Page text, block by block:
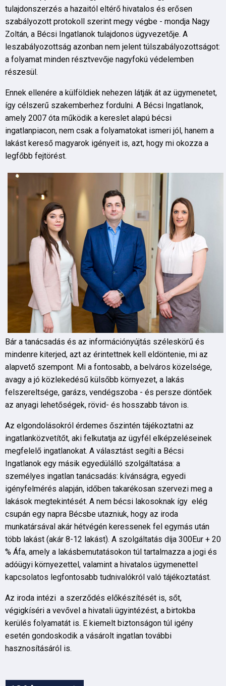
tulajdonszerzés a hazaitól eltérő hivatalos és erősen
szabályozott protokoll szerint megy végbe - mondja Nagy
Zoltán, a Bécsi Ingatlanok tulajdonos ügyvezetője. A
leszabályozottság azonban nem jelent túlszabályozottságot:
a folyamat minden résztvevője nagyfokú védelemben
részesül.
Ennek ellenére a külföldiek nehezen látják át az ügymenetet,
így célszerű szakemberhez fordulni. A Bécsi Ingatlanok,
amely 2007 óta működik a kereslet alapú bécsi
ingatlanpiacon, nem csak a folyamatokat ismeri jól, hanem a
lakást kereső magyarok igényeit is, azt, hogy mi okozza a
legfőbb fejtörést.
Bár a tanácsadás és az információnyújtás széleskörű és
mindenre kiterjed, azt az érintettnek kell eldöntenie, mi az
alapvető szempont. Mi a fontosabb, a belváros közelsége,
avagy a jó közlekedésű külsőbb környezet, a lakás
felszereltsége, garázs, vendégszoba - és persze döntőek
az anyagi lehetőségek, rövid- és hosszabb távon is.
Az elgondolásokról érdemes őszintén tájékoztatni az
ingatlanközvetítőt, aki felkutatja az ügyfél elképzeléseinek
megfelelő ingatlanokat. A választást segíti a Bécsi
Ingatlanok egy másik egyedülálló szolgáltatása: a
személyes ingatlan tanácsadás: kívánságra, egyedi
igényfelmérés alapján, időben takarékosan szervezi meg a
lakások megtekintését. A nem bécsi lakosoknak így elég
csupán egy napra Bécsbe utazniuk, hogy az iroda
munkatársával akár hétvégén keressenek fel egymás után
több lakást (akár 8-12 lakást). A szolgáltatás díja 300Eur + 20
% Áfa, amely a lakásbemutatásokon túl tartalmazza a jogi és
adóügyi környezettel, valamint a hivatalos ügymenettel
kapcsolatos legfontosabb tudnivalókról való tájékoztatást.
Az iroda intézi a szerződés előkészítését is, sőt,
végigkíséri a vevővel a hivatali ügyintézést, a birtokba
kerülés folyamatát is. E kiemelt biztonságon túl igény
esetén gondoskodik a vásárolt ingatlan további
hasznosításáról is.